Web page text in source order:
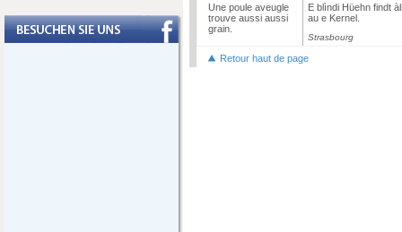
Une poule aveugle
trouve aussi aussi
grain.
E blìndi Hüehn findt
au e Kernel.
Strasbourg
Retour haut de page